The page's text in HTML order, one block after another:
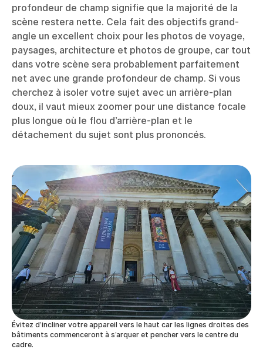
profondeur de champ signifie que la majorité de la
scène restera nette. Cela fait des objectifs grand-
angle un excellent choix pour les photos de voyage,
paysages, architecture et photos de groupe, car tout
dans votre scène sera probablement parfaitement
net avec une grande profondeur de champ. Si vous
cherchez à isoler votre sujet avec un arrière-plan
doux, il vaut mieux zoomer pour une distance focale
plus longue où le flou d’arrière-plan et le
détachement du sujet sont plus prononcés.
Évitez d’incliner votre appareil vers le haut car les lignes droites des
bâtiments commenceront à s’arquer et pencher vers le centre du
cadre.